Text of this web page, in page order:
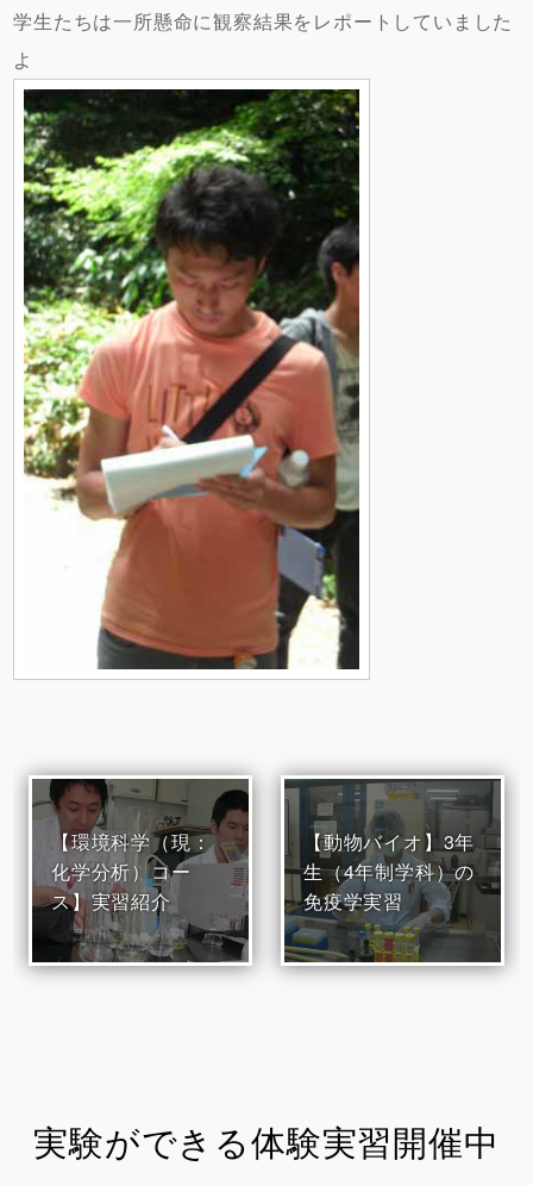
学生たちは一所懸命に観察結果をレポートしていました
よ
【環境科学（現：
化学分析）コー
ス】実習紹介
【動物バイオ】3年
生（4年制学科）の
免疫学実習
実験ができる体験実習開催中